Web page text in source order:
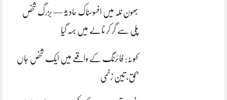
بھون نلہ میں افسوسناک حادثہ — بزرگ شخص
پلی سے گر کر نالے میں بہہ گیا
کہوٹہ: فائرنگ کے واقعے میں ایک شخص جاں
بحق، تین زخمی